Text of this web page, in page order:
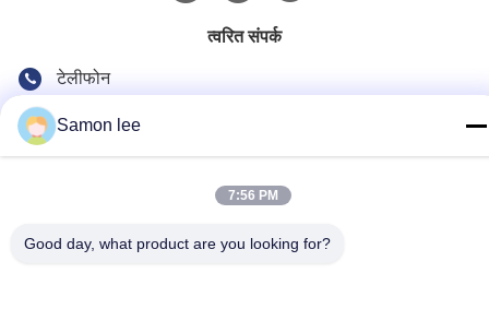
त्वरित संपर्क
टेलीफोन
ईमेल
samonleechina@163.com
नंबर 3, हुआई रोड, गंगकौ टाउन, झांगजियांग सिटी, 215612, जियांगसू प्रांत,
Samon lee
7:56 PM
Good day, what product are you looking for?